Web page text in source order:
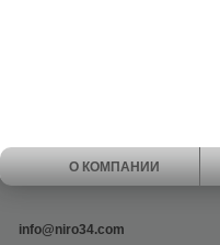
О КОМПАНИИ
info@niro34.com